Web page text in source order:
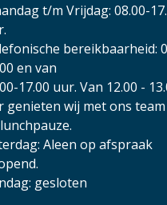
t/m Vrijdag: 08.00-
bereikbaarheid:
en van
17.00 uur. Van 12.00 -
genieten wij met ons
Aleen op afspraak
gesloten